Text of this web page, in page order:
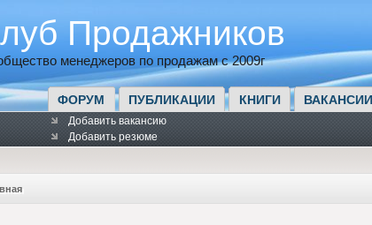
Продажников
менеджеров по продажам с 2009г
ФОРУМ ПУБЛИКАЦИИ КНИГИ ВАКАНСИИ
Добавить вакансию
Добавить резюме